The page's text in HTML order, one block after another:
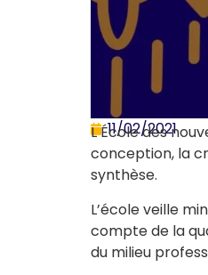
11/02/2021
L’École des
conception, la
synthèse.
L’école veille
compte de la
du milieu